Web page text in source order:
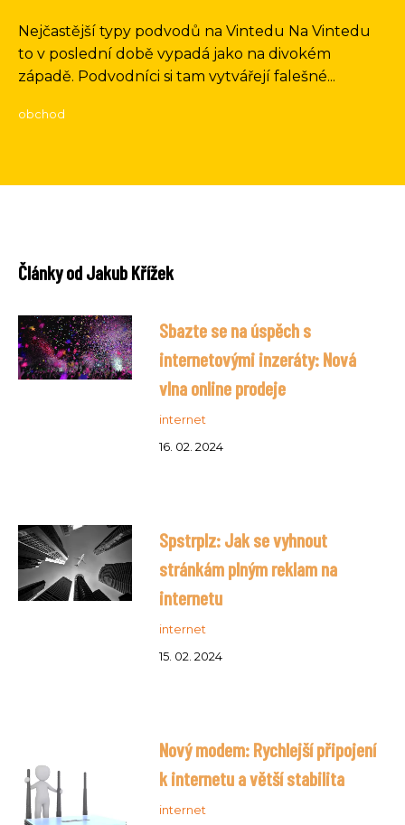
Nejčastější typy podvodů na Vintedu Na Vintedu
to v poslední době vypadá jako na divokém
západě. Podvodníci si tam vytvářejí falešné...
obchod
Články od Jakub Křížek
Sbazte se na úspěch s
internetovými inzeráty: Nová
vlna online prodeje
internet
16. 02. 2024
Spstrplz: Jak se vyhnout
stránkám plným reklam na
internetu
internet
15. 02. 2024
Nový modem: Rychlejší připojení
k internetu a větší stabilita
internet